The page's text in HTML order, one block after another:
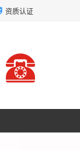
资质认证